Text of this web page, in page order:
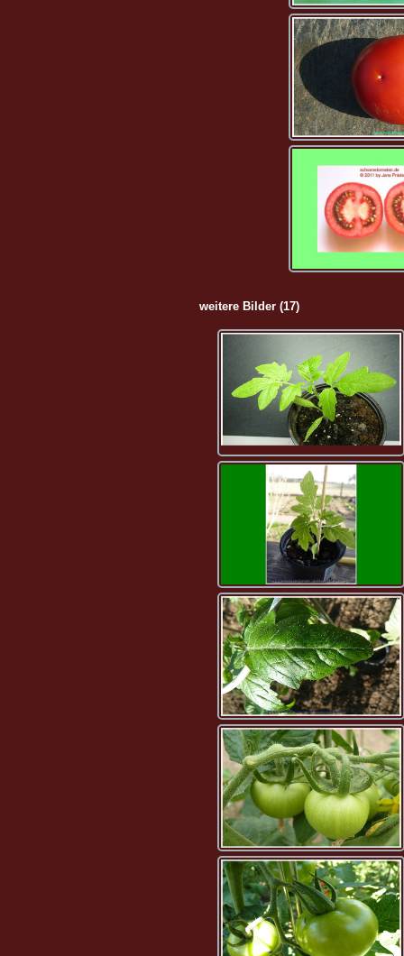
weitere Bilder (17)